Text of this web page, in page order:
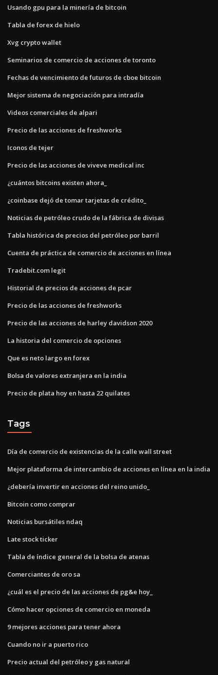
Usando gpu para la minería de bitcoin
Tabla de forex de hielo
Xvg crypto wallet
Seminarios de comercio de acciones de toronto
Fechas de vencimiento de futuros de cboe bitcoin
Mejor sistema de negociación para intradía
Videos comerciales de alpari
Precio de las acciones de freshworks
Iconos de tejer
Precio de las acciones de viveve medical inc
¿cuántos bitcoins existen ahora_
¿coinbase dejó de tomar tarjetas de crédito_
Noticias de petróleo crudo de la fábrica de divisas
Tabla histórica de precios del petróleo por barril
Cuenta de práctica de comercio de acciones en línea
Tradebit.com legit
Historial de precios de acciones de pcar
Precio de las acciones de freshworks
Precio de las acciones de harley davidson 2020
La historia del comercio de opciones
Que es neto largo en forex
Bolsa de valores extranjera en la india
Precio de plata hoy en hasta 22 quilates
Tags
Día de comercio de existencias de la calle wall street
Mejor plataforma de intercambio de acciones en línea en la india
¿debería invertir en acciones del reino unido_
Bitcoin como comprar
Noticias bursátiles ndaq
Late stock ticker
Tabla de índice general de la bolsa de atenas
Comerciantes de oro sa
¿cuál es el precio de las acciones de pg&e hoy_
Cómo hacer opciones de comercio en moneda
9 mejores acciones para tener ahora
Cuando no ir a puerto rico
Precio actual del petróleo y gas natural